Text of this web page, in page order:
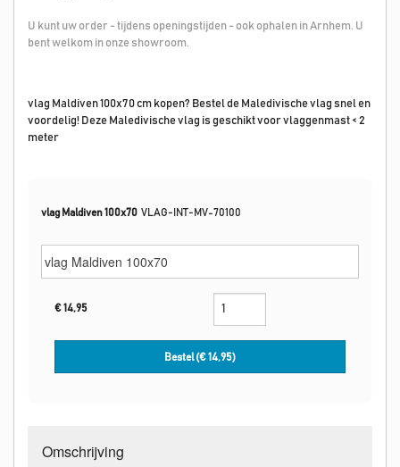
U kunt uw order - tijdens openingstijden - ook ophalen in Arnhem. U
bent welkom in onze showroom.
vlag Maldiven 100x70 cm kopen? Bestel de Maledivische vlag snel en
voordelig! Deze Maledivische vlag is geschikt voor vlaggenmast < 2
meter
vlag Maldiven 100x70 VLAG-INT-MV-70100
€14,95
Bestel (€14,95)
Omschrijving